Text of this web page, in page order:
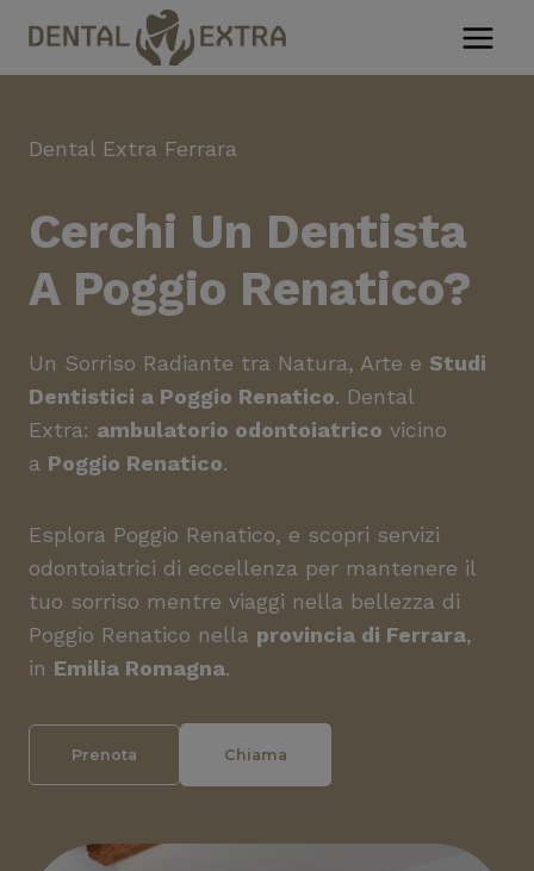
contenuto
Dental Extra Ferrara
Cerchi Un Dentista
A Poggio Renatico?
Un Sorriso Radiante tra Natura, Arte e Studi
Dentistici a Poggio Renatico. Dental
Extra: ambulatorio odontoiatrico vicino
a Poggio Renatico.
Esplora Poggio Renatico, e scopri servizi
odontoiatrici di eccellenza per mantenere il
tuo sorriso mentre viaggi nella bellezza di
Poggio Renatico nella provincia di Ferrara,
in Emilia Romagna.
Prenota Chiama